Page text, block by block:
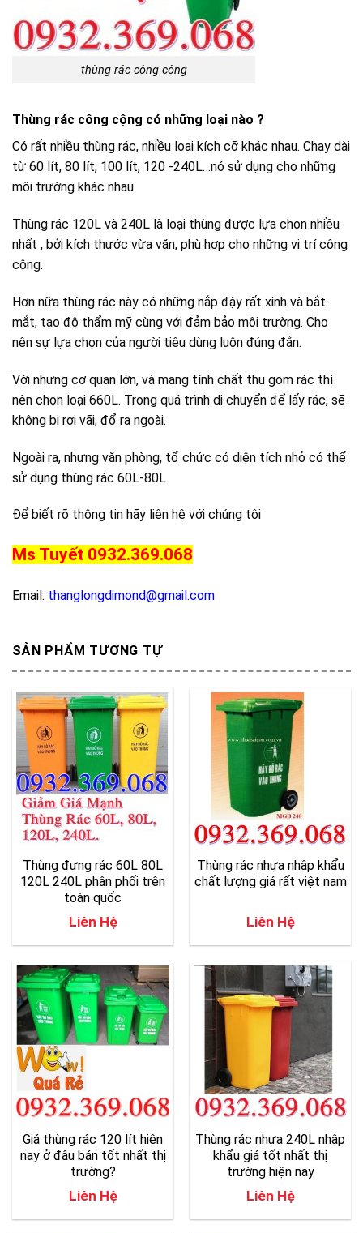
thùng rác công cộng
Thùng rác công cộng có những loại nào ?
Có rất nhiều thùng rác, nhiều loại kích cỡ khác nhau. Chạy dài
từ 60 lít, 80 lít, 100 lít, 120 -240L…nó sử dụng cho những
môi trường khác nhau.
Thùng rác 120L và 240L là loại thùng được lựa chọn nhiều
nhất , bởi kích thước vừa vặn, phù hợp cho những vị trí công
cộng.
Hơn nữa thùng rác này có những nắp đậy rất xinh và bắt
mắt, tạo độ thẩm mỹ cùng với đảm bảo môi trường. Cho
nên sự lựa chọn của người tiêu dùng luôn đúng đắn.
Với nhưng cơ quan lớn, và mang tính chất thu gom rác thì
nên chọn loại 660L. Trong quá trình di chuyển để lấy rác, sẽ
không bị rơi vãi, đổ ra ngoài.
Ngoài ra, nhưng văn phòng, tổ chức có diện tích nhỏ có thể
sử dụng thùng rác 60L-80L.
Để biết rõ thông tin hãy liên hệ với chúng tôi
Ms Tuyết 0932.369.068
Email: thanglongdimond@gmail.com
SẢN PHẨM TƯƠNG TỰ
Thùng đựng rác 60L 80L
120L 240L phân phối trên
toàn quốc
Liên Hệ
Thùng rác nhựa nhập khẩu
chất lượng giá rất việt nam
Liên Hệ
Giá thùng rác 120 lít hiện
nay ở đâu bán tốt nhất thị
trường?
Liên Hệ
Thùng rác nhựa 240L nhập
khẩu giá tốt nhất thị
trường hiện nay
Liên Hệ